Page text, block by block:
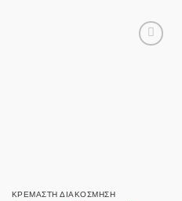
ΚΡΕΜΑΣΤΉ ΔΙΑΚΌΣΜΗΣΗ